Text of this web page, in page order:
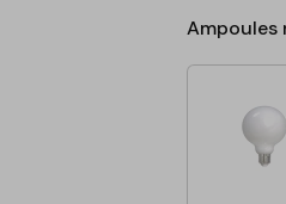
Ampoules